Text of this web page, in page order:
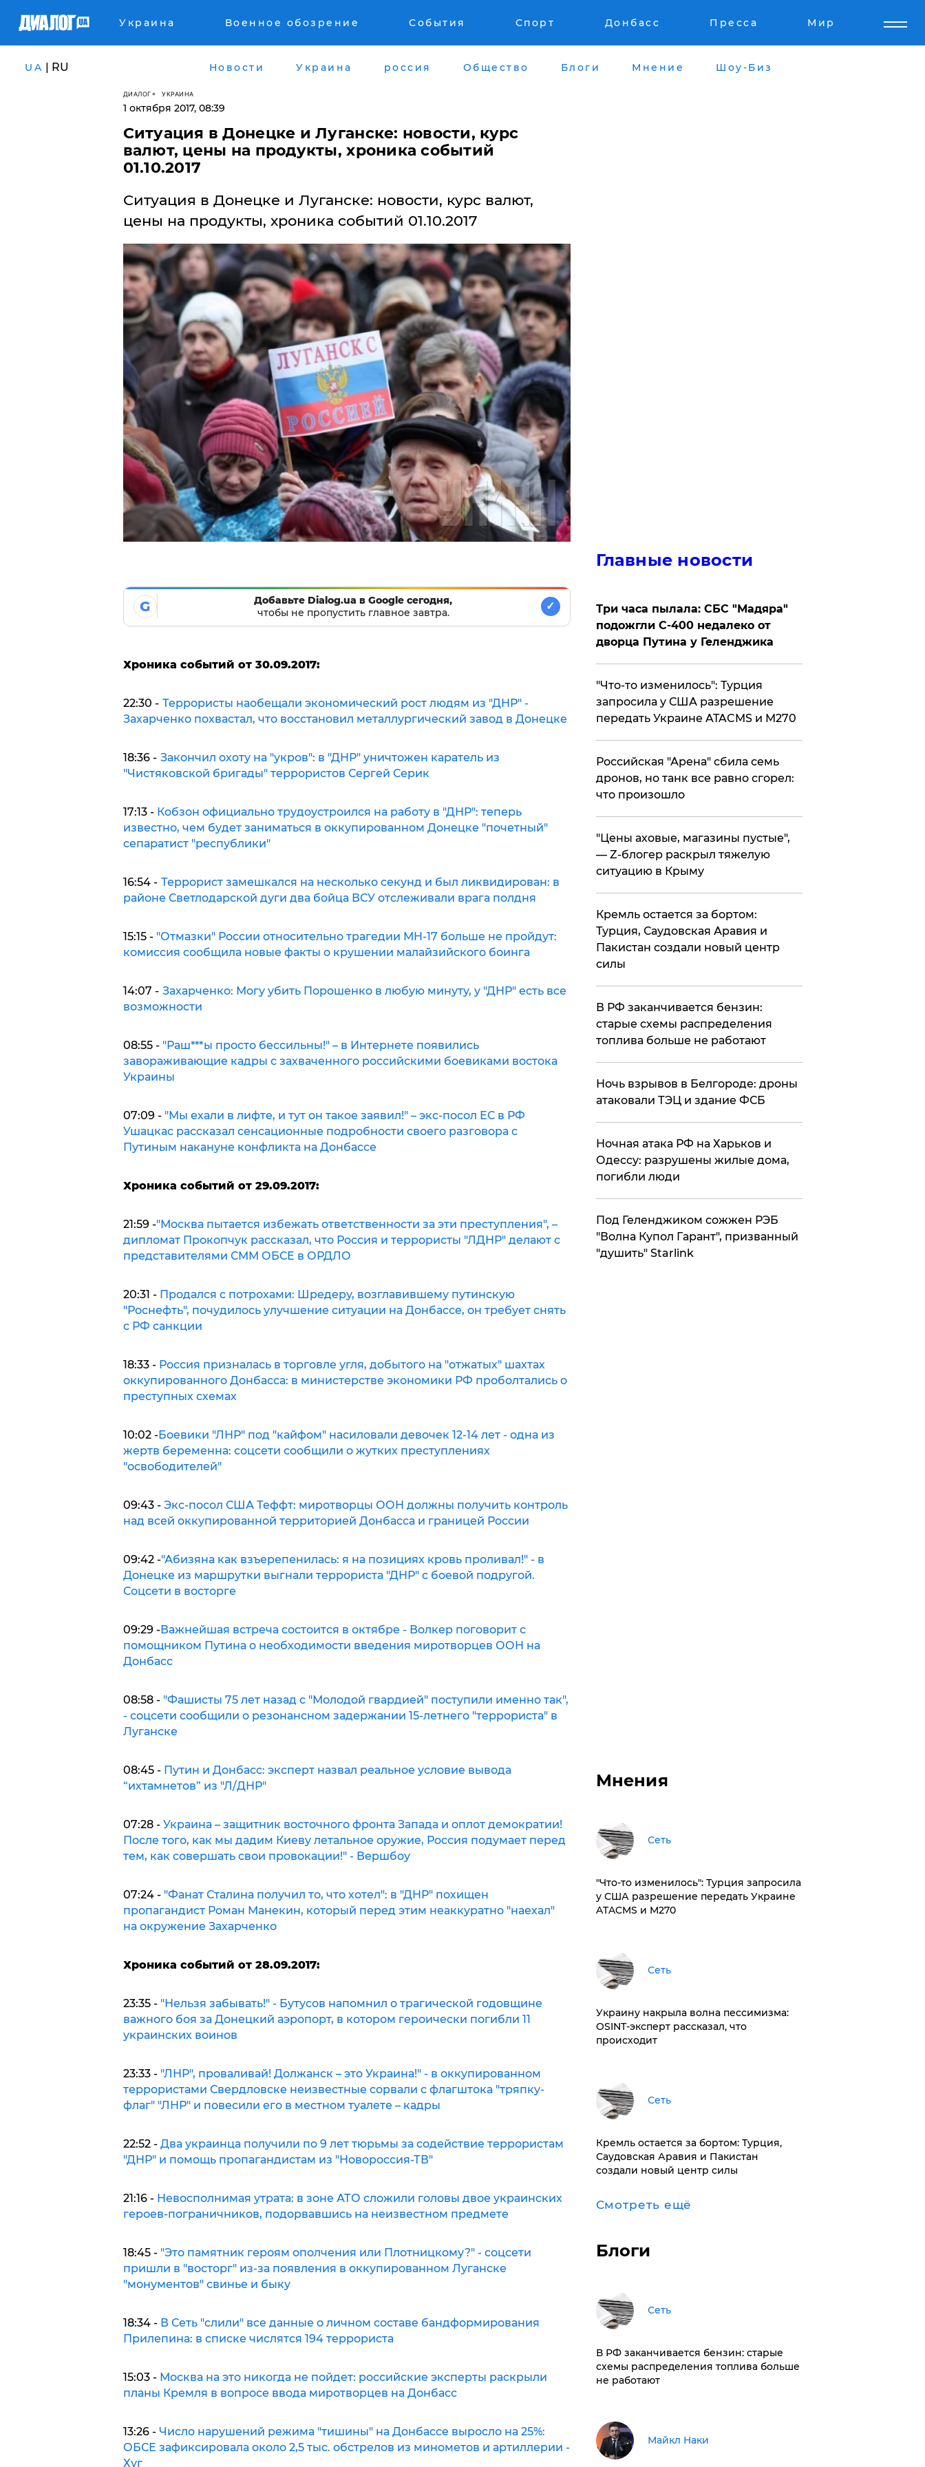
Украина Военное обозрение События Спорт Донбасс Пресса Мир
UA | RU Новости Украина россия Общество Блоги Мнение Шоу-Биз
ДИАЛОГ УКРАИНА
1 октября 2017, 08:39
Ситуация в Донецке и Луганске: новости, курс
валют, цены на продукты, хроника событий
01.10.2017
Ситуация в Донецке и Луганске: новости, курс валют,
цены на продукты, хроника событий 01.10.2017
G
Добавьте Dialog.ua в Google сегодня,
чтобы не пропустить главное завтра.
✓
Хроника событий от 30.09.2017:
22:30 - Террористы наобещали экономический рост людям из "ДНР" -
Захарченко похвастал, что восстановил металлургический завод в Донецке
18:36 - Закончил охоту на "укров": в "ДНР" уничтожен каратель из
"Чистяковской бригады" террористов Сергей Серик
17:13 -Кобзон официально трудоустроился на работу в "ДНР": теперь
известно, чем будет заниматься в оккупированном Донецке "почетный"
сепаратист "республики"
16:54 - Террорист замешкался на несколько секунд и был ликвидирован: в
районе Светлодарской дуги два бойца ВСУ отслеживали врага полдня
15:15 -"Отмазки" России относительно трагедии MH-17 больше не пройдут:
комиссия сообщила новые факты о крушении малайзийского боинга
14:07 - Захарченко: Могу убить Порошенко в любую минуту, у "ДНР" есть все
возможности
08:55 -"Раш***ы просто бессильны!" – в Интернете появились
завораживающие кадры с захваченного российскими боевиками востока
Украины
07:09 -"Мы ехали в лифте, и тут он такое заявил!" – экс-посол ЕС в РФ
Ушацкас рассказал сенсационные подробности своего разговора с
Путиным накануне конфликта на Донбассе
Хроника событий от 29.09.2017:
21:59 -"Москва пытается избежать ответственности за эти преступления", –
дипломат Прокопчук рассказал, что Россия и террористы "ЛДНР" делают с
представителями СММ ОБСЕ в ОРДЛО
20:31 -Продался с потрохами: Шредеру, возглавившему путинскую
"Роснефть", почудилось улучшение ситуации на Донбассе, он требует снять
с РФ санкции
18:33 -Россия призналась в торговле угля, добытого на "отжатых" шахтах
оккупированного Донбасса: в министерстве экономики РФ проболтались о
преступных схемах
10:02 -Боевики "ЛНР" под "кайфом" насиловали девочек 12-14 лет - одна из
жертв беременна: соцсети сообщили о жутких преступлениях
"освободителей"
09:43 - Экс-посол США Теффт: миротворцы ООН должны получить контроль
над всей оккупированной территорией Донбасса и границей России
09:42 -"Абизяна как взъерепенилась: я на позициях кровь проливал!" - в
Донецке из маршрутки выгнали террориста "ДНР" с боевой подругой.
Соцсети в восторге
09:29 -Важнейшая встреча состоится в октябре - Волкер поговорит с
помощником Путина о необходимости введения миротворцев ООН на
Донбасс
08:58 -"Фашисты 75 лет назад с "Молодой гвардией" поступили именно так",
- соцсети сообщили о резонансном задержании 15-летнего "террориста" в
Луганске
08:45 -Путин и Донбасс: эксперт назвал реальное условие вывода
“ихтамнетов” из "Л/ДНР"
07:28 - Украина – защитник восточного фронта Запада и оплот демократии!
После того, как мы дадим Киеву летальное оружие, Россия подумает перед
тем, как совершать свои провокации!" - Вершбоу
07:24 - "Фанат Сталина получил то, что хотел": в "ДНР" похищен
пропагандист Роман Манекин, который перед этим неаккуратно "наехал"
на окружение Захарченко
Хроника событий от 28.09.2017:
23:35 - "Нельзя забывать!" - Бутусов напомнил о трагической годовщине
важного боя за Донецкий аэропорт, в котором героически погибли 11
украинских воинов
23:33 - "ЛНР", проваливай! Должанск – это Украина!" - в оккупированном
террористами Свердловске неизвестные сорвали с флагштока "тряпку-
флаг" "ЛНР" и повесили его в местном туалете – кадры
22:52 - Два украинца получили по 9 лет тюрьмы за содействие террористам
"ДНР" и помощь пропагандистам из "Новороссия-ТВ"
21:16 - Невосполнимая утрата: в зоне АТО сложили головы двое украинских
героев-пограничников, подорвавшись на неизвестном предмете
18:45 - "Это памятник героям ополчения или Плотницкому?" - соцсети
пришли в "восторг" из-за появления в оккупированном Луганске
"монументов" свинье и быку
18:34 - В Сеть "слили" все данные о личном составе бандформирования
Прилепина: в списке числятся 194 террориста
15:03 - Москва на это никогда не пойдет: российские эксперты раскрыли
планы Кремля в вопросе ввода миротворцев на Донбасс
13:26 - Число нарушений режима "тишины" на Донбассе выросло на 25%:
ОБСЕ зафиксировала около 2,5 тыс. обстрелов из минометов и артиллерии -
Хуг
Главные новости
Три часа пылала: СБС "Мадяра"
подожгли С-400 недалеко от
дворца Путина у Геленджика
​"Что-то изменилось": Турция
запросила у США разрешение
передать Украине ATACMS и M270
​Российская "Арена" сбила семь
дронов, но танк все равно сгорел:
что произошло
​"Цены аховые, магазины пустые",
— Z-блогер раскрыл тяжелую
ситуацию в Крыму
​Кремль остается за бортом:
Турция, Саудовская Аравия и
Пакистан создали новый центр
силы
​В РФ заканчивается бензин:
старые схемы распределения
топлива больше не работают
​Ночь взрывов в Белгороде: дроны
атаковали ТЭЦ и здание ФСБ
​Ночная атака РФ на Харьков и
Одессу: разрушены жилые дома,
погибли люди
Под Геленджиком сожжен РЭБ
"Волна Купол Гарант", призванный
"душить" Starlink
Мнения
Сеть
​"Что-то изменилось": Турция запросила
у США разрешение передать Украине
ATACMS и M270
Сеть
​Украину накрыла волна пессимизма:
OSINT-эксперт рассказал, что
происходит
Сеть
​Кремль остается за бортом: Турция,
Саудовская Аравия и Пакистан
создали новый центр силы
Смотреть ещё
Блоги
Сеть
​В РФ заканчивается бензин: старые
схемы распределения топлива больше
не работают
Майкл Наки